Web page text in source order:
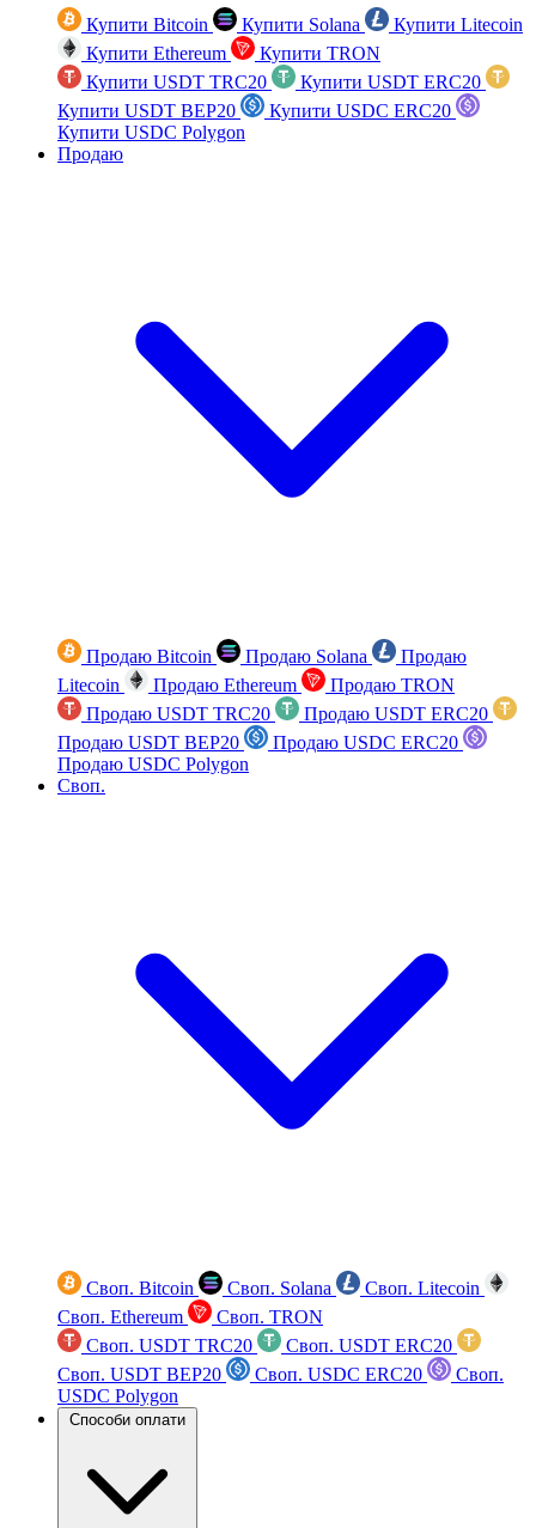
Купити Bitcoin Купити Solana
Купити Litecoin
Купити Ethereum
Купити TRON
Купити USDT TRC20
Купити USDT ERC20
Купити USDT BEP20
Купити USDC ERC20
Купити USDC Polygon
Продаю
Продаю Bitcoin Продаю Solana
Продаю
Litecoin
Продаю Ethereum
Продаю TRON
Продаю USDT TRC20
Продаю USDT ERC20
Продаю USDT BEP20
Продаю USDC ERC20
Продаю USDC Polygon
Своп.
Своп. Bitcoin Своп. Solana
Своп. Litecoin
Своп. Ethereum
Своп. TRON
Своп. USDT TRC20
Своп. USDT ERC20
Своп. USDT BEP20
Своп. USDC ERC20
Своп.
USDC Polygon
Способи оплати